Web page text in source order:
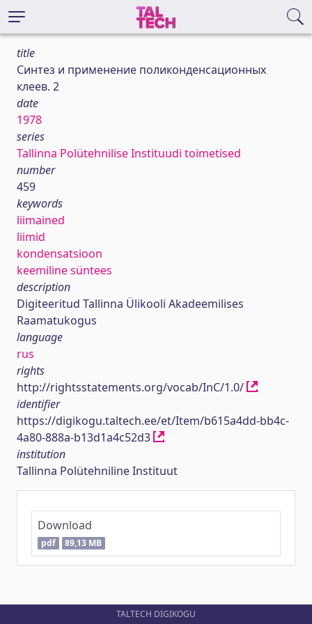
title
Синтез и применение поликонденсационных
клеев. 2
date
1978
series
Tallinna Polütehnilise Instituudi toimetised
number
459
keywords
liimained
liimid
kondensatsioon
keemiline süntees
description
Digiteeritud Tallinna Ülikooli Akadeemilises
Raamatukogus
language
rus
rights
http://rightsstatements.org/vocab/InC/1.0/
identifier
https://digikogu.taltech.ee/et/Item/b615a4dd-bb4c-
4a80-888a-b13d1a4c52d3
institution
Tallinna Polütehniline Instituut
Download
pdf 89,13 MB
TALTECH DIGIKOGU